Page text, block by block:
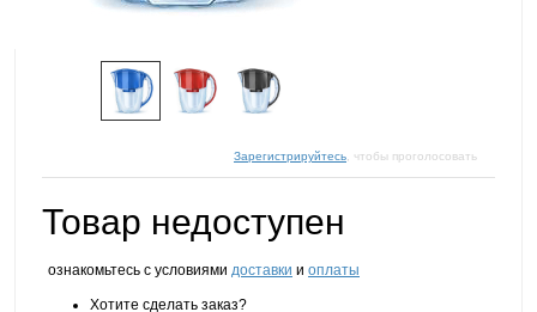
Зарегистрируйтесь , чтобы проголосовать
Товар недоступен
ознакомьтесь с условиями доставки и оплаты
Хотите сделать заказ?